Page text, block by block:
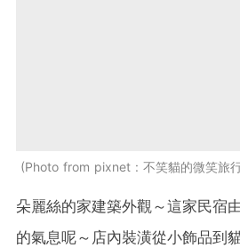
Photo from pixnet : 不笑貓的微笑旅
朵麗絲的家建築外觀～這家民宿
的氣息呢～店內裝潢從小飾品到